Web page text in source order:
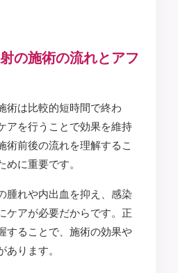
の施術の流れとアフ
術は比較的短時間で終わ
アを行うことで効果を維持
術前後の流れを理解するこ
に重要です。
腫れや内出血を抑え、感染
ケアが必要だからです。正
することで、施術の効果や
ります。